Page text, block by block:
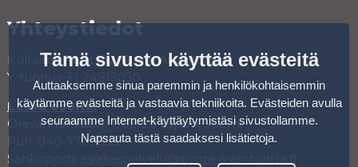
Yhteystiedot
Kultaiset Pojat Oy (Pyörä Asiantuntija)
Y-tunnus: FI 24813030
Lasku osoite:
Oravannahkatori 1, 02120 Espoo, Suomi
Puh. 040-7709853
Sähköposti:
Tämä sivusto käyttää evästeitä
Auttaaksemme sinua paremmin ja henkilökohtaisemmin
käytämme evästeitä ja vastaavia tekniikoita. Evästeiden avulla
seuraamme Internet-käyttäytymistäsi sivustollamme.
Napsauta tästä saadaksesi lisätietoja.